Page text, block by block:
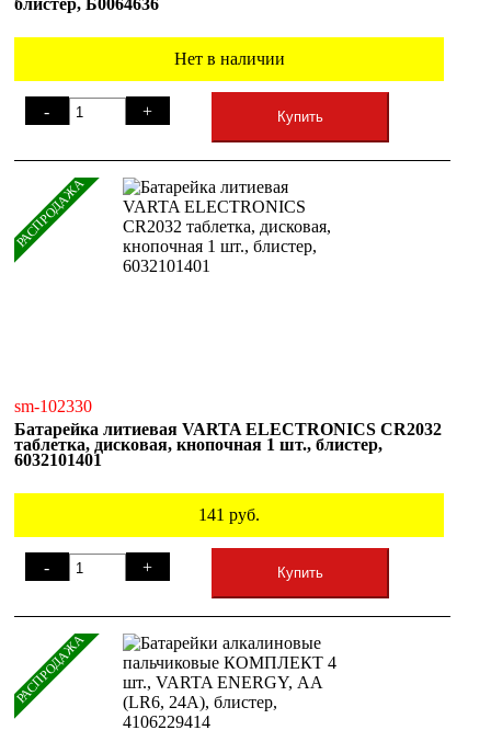
Нет в наличии
- + Купить
РАСПРОДАЖА
sm-102330
Батарейка литиевая VARTA ELECTRONICS CR2032
таблетка, дисковая, кнопочная 1 шт., блистер,
6032101401
141 руб.
- + Купить
РАСПРОДАЖА